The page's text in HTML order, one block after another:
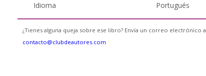
Idioma Portugués
¿Tienes alguna queja sobre ese libro? Envía un correo electrónico a
contacto@clubdeautores.com